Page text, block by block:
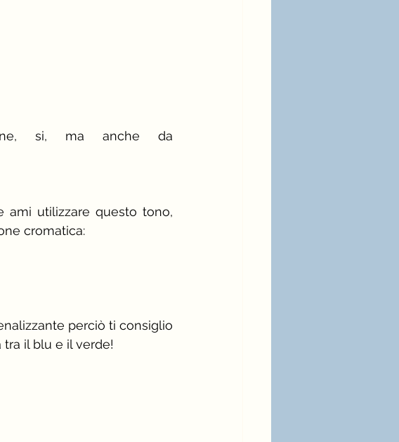
si, ma anche da
ami utilizzare questo tono,
cromatica:
perciò ti consiglio
il blu e il verde!